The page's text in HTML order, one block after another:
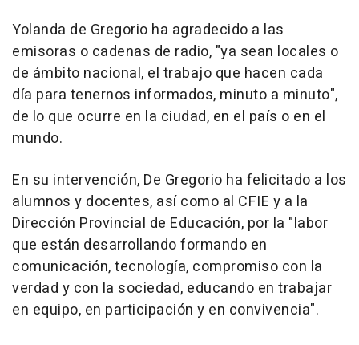
Yolanda de Gregorio ha agradecido a las
emisoras o cadenas de radio, "ya sean locales o
de ámbito nacional, el trabajo que hacen cada
día para tenernos informados, minuto a minuto",
de lo que ocurre en la ciudad, en el país o en el
mundo.
En su intervención, De Gregorio ha felicitado a los
alumnos y docentes, así como al CFIE y a la
Dirección Provincial de Educación, por la "labor
que están desarrollando formando en
comunicación, tecnología, compromiso con la
verdad y con la sociedad, educando en trabajar
en equipo, en participación y en convivencia".